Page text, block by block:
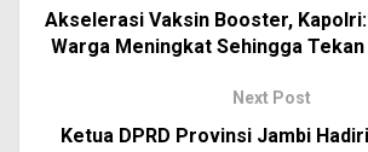
Akselerasi Vaksin Booster,
Warga Meningkat Sehingga
Next Post
Ketua DPRD Provinsi Jambi